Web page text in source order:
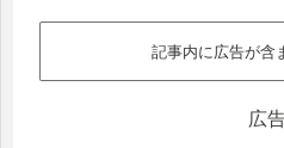
記事内に広告が含
広